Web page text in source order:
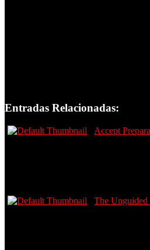
Entradas Relacionadas:
Accept
The Unguided